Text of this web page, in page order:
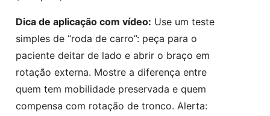
Dica de aplicação com vídeo: Use um teste
simples de “roda de carro”: peça para o
paciente deitar de lado e abrir o braço em
rotação externa. Mostre a diferença entre
quem tem mobilidade preservada e quem
compensa com rotação de tronco. Alerta: